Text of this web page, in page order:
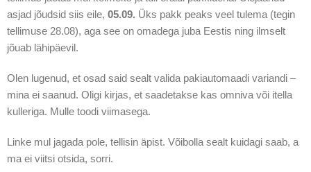
asjad jõudsid siis eile, 05.09. Üks pakk peaks veel tulema (tegin
tellimuse 28.08), aga see on omadega juba Eestis ning ilmselt
jõuab lähipäevil.
Olen lugenud, et osad said sealt valida pakiautomaadi variandi –
mina ei saanud. Oligi kirjas, et saadetakse kas omniva või itella
kulleriga. Mulle toodi viimasega.
Linke mul jagada pole, tellisin äpist. Võibolla sealt kuidagi saab, a
ma ei viitsi otsida, sorri.